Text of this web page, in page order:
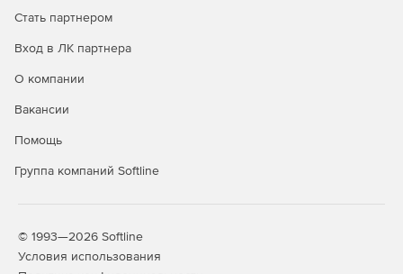
Стать партнером
Вход в ЛК партнера
О компании
Вакансии
Помощь
Группа компаний Softline
© 1993—2026 Softline
Условия использования